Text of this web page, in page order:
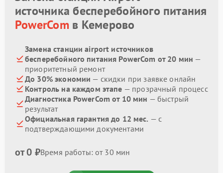
источника бесперебойного питания
PowerComв Кемерово
Замена станции airport источников
бесперебойного питания PowerCom от 20 мин —
приоритетный ремонт
До 30% экономии — скидки при заявке онлайн
Контроль на каждом этапе — прозрачный процесс
Диагностика PowerCom от 10 мин — быстрый
результат
Официальная гарантия до 12 мес. — с
подтверждающими документами
от 0 ₽Время работы: от 30 мин